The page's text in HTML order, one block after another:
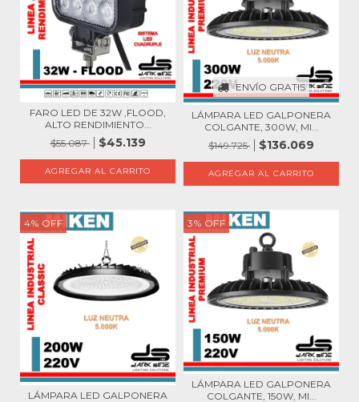
FARO LED DE 32W ,FLOOD,
ALTO RENDIMIENTO...
$55.087
$45.139
ENVÍO GRATIS
LÁMPARA LED GALPONERA
COLGANTE, 300W, MI...
$149.725
$136.069
4% OFF
LÁMPARA LED GALPONERA
3% OFF
LÁMPARA LED GALPONERA
COLGANTE, 150W, MI...